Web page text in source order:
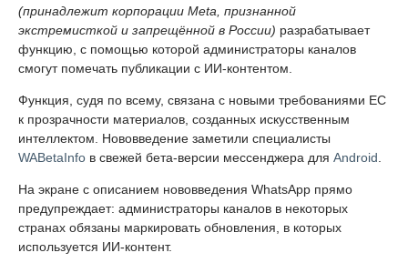
(принадлежит корпорации Meta, признанной
экстремисткой и запрещённой в России) разрабатывает
функцию, с помощью которой администраторы каналов
смогут помечать публикации с ИИ-контентом.
Функция, судя по всему, связана с новыми требованиями ЕС
к прозрачности материалов, созданных искусственным
интеллектом. Нововведение заметили специалисты
WABetaInfo в свежей бета-версии мессенджера для Android
На экране с описанием нововведения WhatsApp прямо
предупреждает: администраторы каналов в некоторых
странах обязаны маркировать обновления, в которых
используется ИИ-контент.